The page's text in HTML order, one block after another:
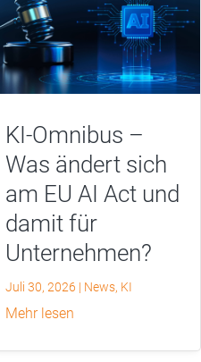
KI-Omnibus –
Was ändert sich
am EU AI Act und
damit für
Unternehmen?
Juli 30, 2026 | News, KI
mehr lesen